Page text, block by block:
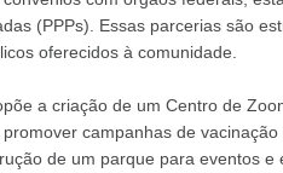
(PPPs). Essas parcerias são
oferecidos à comunidade.
a criação de um Centro de
campanhas de vacinação
de um parque para eventos e